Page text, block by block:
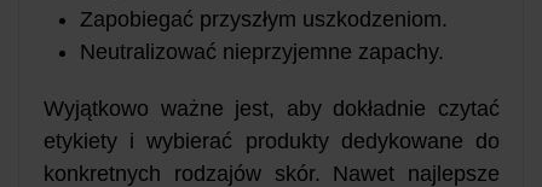
Zapobiegać przyszłym uszkodzeniom.
Neutralizować nieprzyjemne zapachy.
Wyjątkowo ważne jest, aby dokładnie czytać
etykiety i wybierać produkty dedykowane do
konkretnych rodzajów skór. Nawet najlepsze